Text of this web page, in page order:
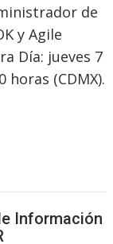
de
y Agile
Día: jueves 7
horas (CDMX).
Información